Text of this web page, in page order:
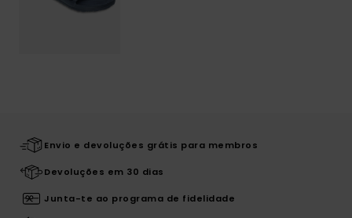
Envio e devoluções grátis para membros
Devoluções em 30 dias
Junta-te ao programa de fidelidade